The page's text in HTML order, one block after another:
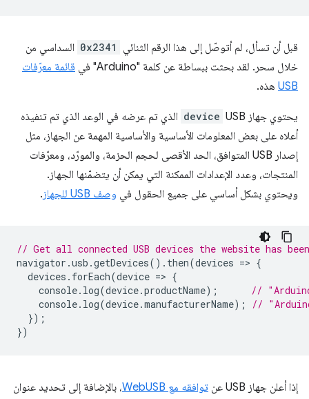
قبل أن تسأل، لم أتوصّل إلى هذا الرقم الثنائي 0x2341 السداسي من
خلال سحر. لقد بحثت ببساطة عن كلمة "Arduino" في
قائمة معرّفات
USB هذه.
يحتوي جهاز USB device الذي تم عرضه في الوعد الذي تم تنفيذه
أعلاه على بعض المعلومات الأساسية والأساسية المهمة عن الجهاز، مثل
إصدار USB المتوافق، الحد الأقصى لحجم الحزمة، والمورّد، ومعرّفات
المنتجات، وعدد الإعدادات الممكنة التي يمكن أن يتضمّنها الجهاز.
ويحتوي بشكل أساسي على جميع الحقول في وصف USB للجهاز .
// Get all connected USB devices the website has
navigator .usb .getDevices(). then(devices => {
devices . forEach(device => {
console. log(device.productName);
//
console. log(device.manufacturerName);
//
});
})
إذا أعلن جهاز USB عن توافقه مع WebUSB
، بالإضافة إلى تحديد عنوان